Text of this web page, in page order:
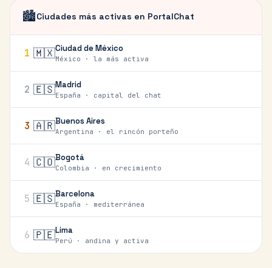
🏙️Ciudades más activas en PortalChat
1 🇲🇽Ciudad de México
México · la más activa
2 🇪🇸Madrid
España · capital del chat
3 🇦🇷Buenos Aires
Argentina · el rincón porteño
4 🇨🇴Bogotá
Colombia · en crecimiento
5 🇪🇸Barcelona
España · mediterránea
6 🇵🇪Lima
Perú · andina y activa